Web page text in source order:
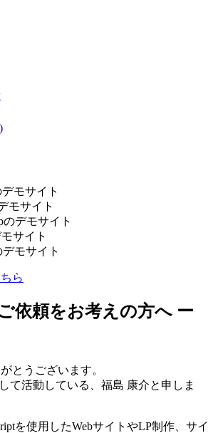
ら
依頼をお考えの方へ ー
とうございます。
て活動している、福島 康介と申しま
を使用したWebサイトやLP制作、サイ